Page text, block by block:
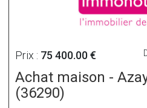
Prix : 75 400.00 €
Achat maison -
(36290)